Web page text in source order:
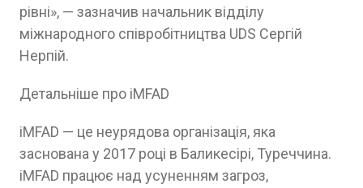
рівні», — зазначив начальник відділу
міжнародного співробітництва UDS Сергій
Нерпій.
Детальніше про iMFAD
iMFAD — це неурядова організація, яка
заснована у 2017 році в Баликесірі, Туреччина.
iMFAD працює над усуненням загроз,